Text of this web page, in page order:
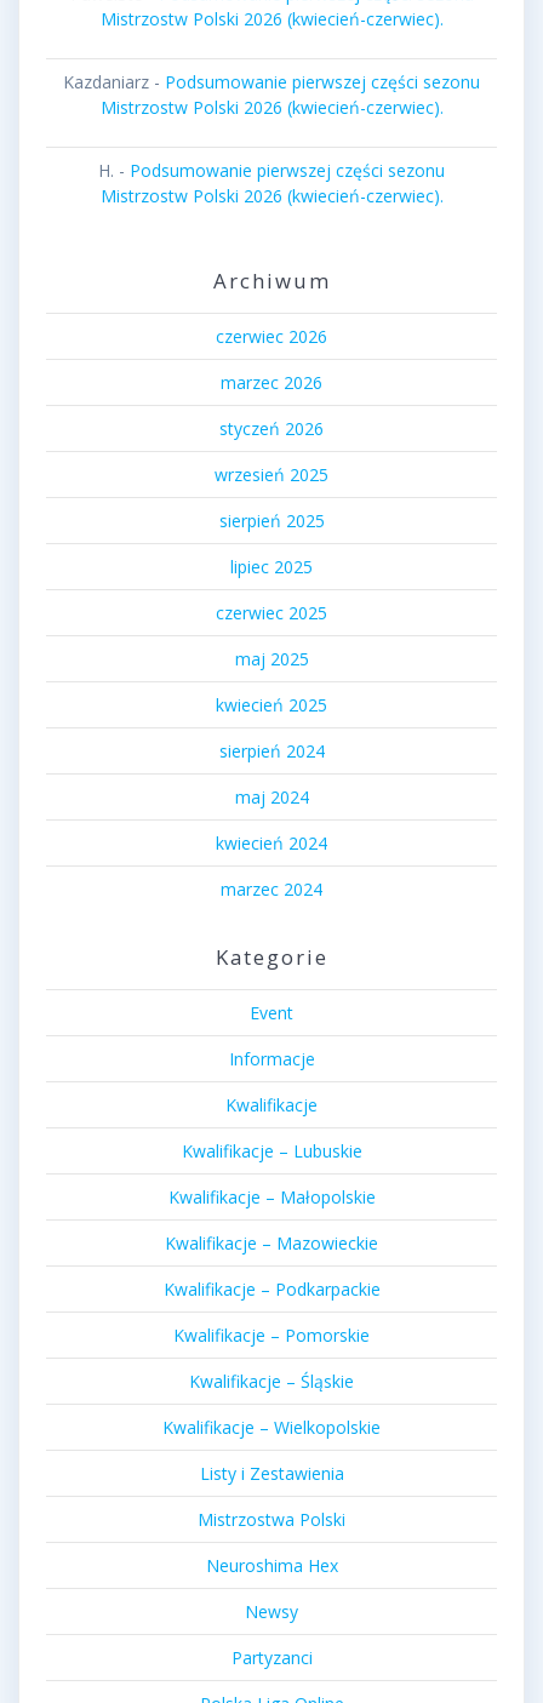
Mistrzostw Polski 2026 (kwiecień-czerwiec).
Kazdaniarz - Podsumowanie pierwszej części sezonu
Mistrzostw Polski 2026 (kwiecień-czerwiec).
H. - Podsumowanie pierwszej części sezonu
Mistrzostw Polski 2026 (kwiecień-czerwiec).
Archiwum
czerwiec 2026
marzec 2026
styczeń 2026
wrzesień 2025
sierpień 2025
lipiec 2025
czerwiec 2025
maj 2025
kwiecień 2025
sierpień 2024
maj 2024
kwiecień 2024
marzec 2024
Kategorie
Event
Informacje
Kwalifikacje
Kwalifikacje – Lubuskie
Kwalifikacje – Małopolskie
Kwalifikacje – Mazowieckie
Kwalifikacje – Podkarpackie
Kwalifikacje – Pomorskie
Kwalifikacje – Śląskie
Kwalifikacje – Wielkopolskie
Listy i Zestawienia
Mistrzostwa Polski
Neuroshima Hex
Newsy
Partyzanci